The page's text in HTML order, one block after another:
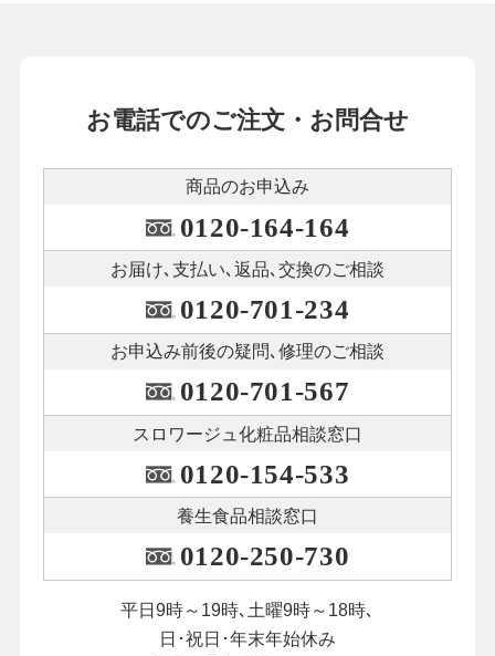
お電話でのご注文・お問合せ
商品のお申込み
0120-164-164
お届け､支払い､ 返品､交換のご相談
0120-701-234
お申込み前後の疑問､修理のご相談
0120-701-567
スロワージュ化粧品相談窓口
0120-154-533
養生食品相談窓口
0120-250-730
平日9時～19時､土曜9時～18時､
日･祝日･年末年始休み